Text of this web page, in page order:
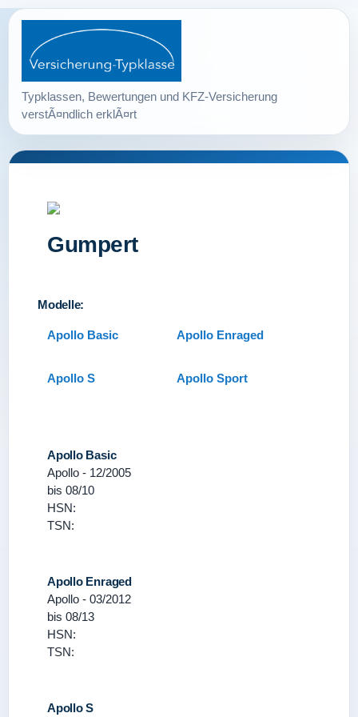
Gumpert
Modelle:
Apollo Basic Apollo Enraged
Apollo S Apollo Sport
Apollo Basic
Apollo - 12/2005
bis 08/10
HSN:
TSN:
Apollo Enraged
Apollo - 03/2012
bis 08/13
HSN:
TSN:
Apollo S